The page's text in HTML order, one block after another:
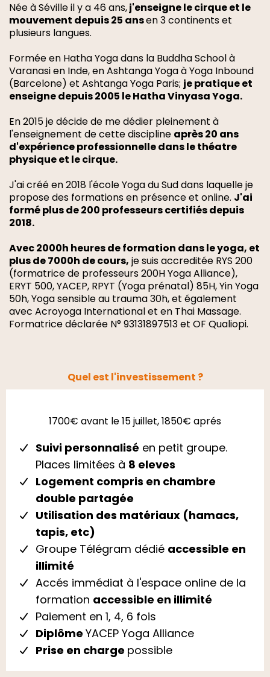
Née à Séville il y a 46 ans,j'enseigne le cirque et le
mouvement depuis 25 ansen 3 continents et
plusieurs langues.
Formée en Hatha Yoga dans la Buddha School à
Varanasi en Inde, en Ashtanga Yoga à Yoga Inbound
(Barcelone) et Ashtanga Yoga Paris; je pratique et
enseigne depuis 2005 le Hatha Vinyasa Yoga.
En 2015 je décide de me dédier pleinement à
l'enseignement de cette discipline après 20 ans
d'expérience professionnelle dans le théatre
physique et le cirque.
J'ai créé en 2018 l'école Yoga du Sud dans laquelle je
propose des formations en présence et online. J'ai
formé plus de 200 professeurs certifiés depuis
2018.
Avec 2000h heures de formation dans le yoga, et
plus de 7000h de cours, je suis accreditée RYS 200
(formatrice de professeurs 200H Yoga Alliance),
ERYT 500, YACEP, RPYT (Yoga prénatal) 85H, Yin Yoga
50h, Yoga sensible au trauma 30h, et également
avec Acroyoga International et en Thai Massage.
Formatrice déclarée N° 93131897513 et OF Qualiopi.
Quel est l'investissement ?
1700€ avant le 15 juillet, 1850€ aprés
Suivi personnalisé en petit groupe.
Places limitées à 8 eleves
Logement compris en chambre
double partagée
Utilisation des matériaux (hamacs,
tapis, etc)
Groupe Télégram dédié accessible en
illimité
Accés immédiat à l'espace online de la
formation accessible en illimité
Paiement en 1, 4, 6 fois
Diplôme YACEP Yoga Alliance
Prise en charge possible